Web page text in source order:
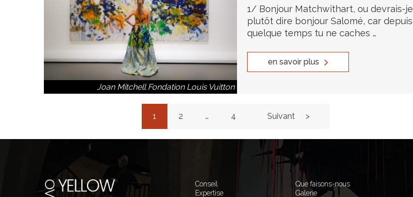
Joan Mitchell Fondation Louis Vuitton
1/ Bonjour Matchwithart, ou devrais-je
plutôt dire bonjour Salomé, car depuis
quelque temps tu ne caches …
en savoir plus
Navigation
des
articles
1 2 … 4 Suivant
Conseil
Expertise
Que faisons-nous
Galerie